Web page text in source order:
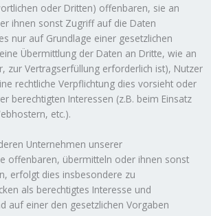
oder Dritten) offenbaren, sie an
ihnen sonst Zugriff auf die Daten
nur auf Grundlage einer gesetzlichen
Übermittlung der Daten an Dritte, wie an
zur Vertragserfüllung erforderlich ist), Nutzer
rechtliche Verpflichtung dies vorsieht oder
berechtigten Interessen (z.B. beim Einsatz
etc.).
Unternehmen unserer
offenbaren, übermitteln oder ihnen sonst
erfolgt dies insbesondere zu
als berechtigtes Interesse und
auf einer den gesetzlichen Vorgaben